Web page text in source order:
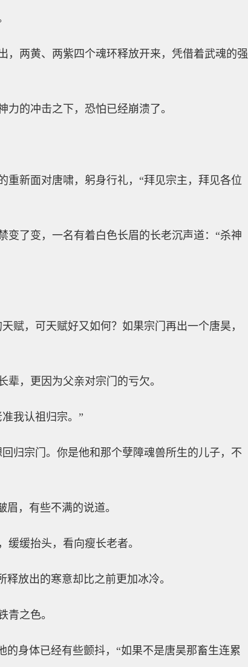
，两黄、两紫四个魂环释放开来，凭借着武魂的强
的冲击之下，恐怕已经崩溃了。
重新面对唐啸，躬身行礼，“拜见宗主，拜见各位
变了变，一名有着白色长眉的长老沉声道：“杀神
赋，可天赋好又如何？如果宗门再出一个唐昊，
，更因为父亲对宗门的亏欠。
我认祖归宗。”
归宗门。你是他和那个孽障魂兽所生的儿子，不
，有些不满的说道。
缓抬头，看向瘦长老者。
放出的寒意却比之前更加冰冷。
青之色。
身体已经有些颤抖，“如果不是唐昊那畜生连累